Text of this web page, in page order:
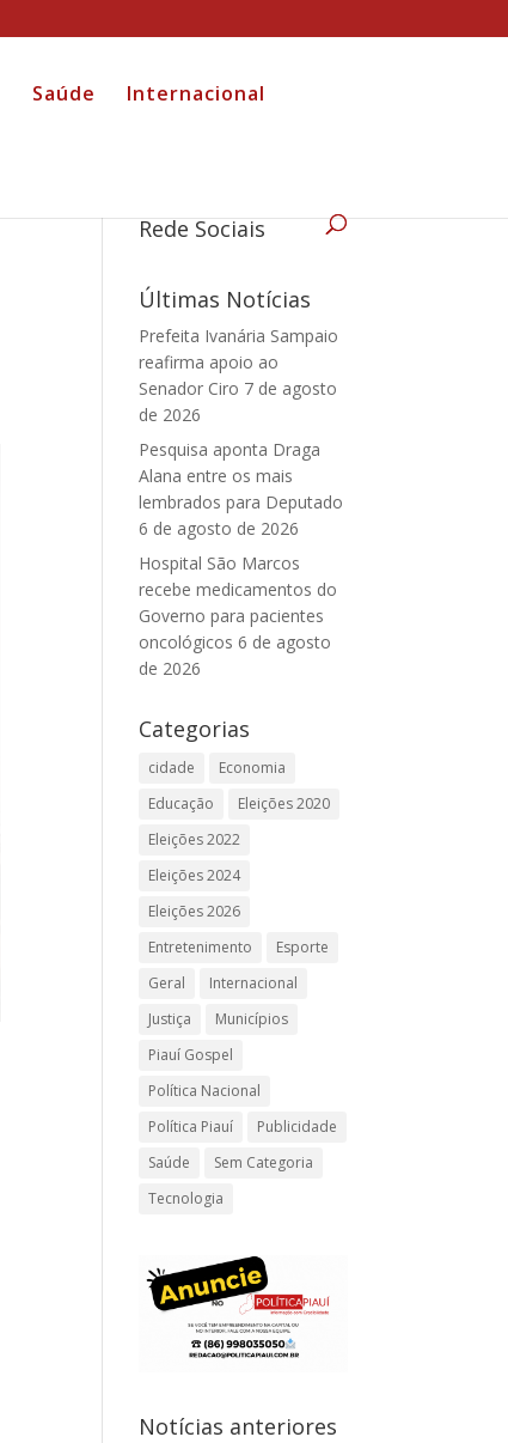
Saúde Internacional
Rede Sociais
Últimas Notícias
Prefeita Ivanária Sampaio
reafirma apoio ao
Senador Ciro 7 de agosto
de 2026
Pesquisa aponta Draga
Alana entre os mais
lembrados para Deputado
6 de agosto de 2026
Hospital São Marcos
recebe medicamentos do
Governo para pacientes
oncológicos 6 de agosto
de 2026
Categorias
cidade
Economia
Educação
Eleições 2020
Eleições 2022
Eleições 2024
Eleições 2026
Entretenimento
Esporte
Geral
Internacional
Justiça
Municípios
Piauí Gospel
Política Nacional
Política Piauí
Publicidade
Saúde
Sem Categoria
Tecnologia
Notícias anteriores